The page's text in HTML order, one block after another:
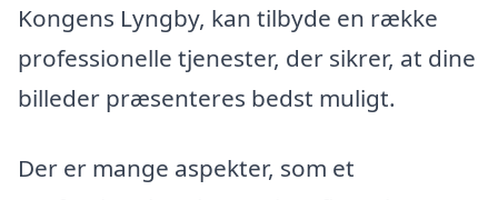
Kongens Lyngby, kan tilbyde en række
professionelle tjenester, der sikrer, at dine
billeder præsenteres bedst muligt.
Der er mange aspekter, som et